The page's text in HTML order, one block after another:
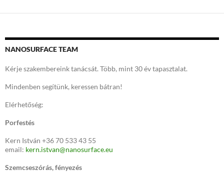
NANOSURFACE TEAM
Kérje szakembereink tanácsát. Több, mint 30 év tapasztalat.
Mindenben segítünk, keressen bátran!
Elérhetőség:
Porfestés
Kern István +36 70 533 43 55
email: kern.istvan@nanosurface.eu
Szemcseszórás, fényezés